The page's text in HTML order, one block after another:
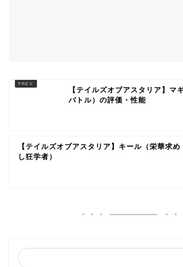
【テイルズオブアスタリア】マ
バトル）の評価・性能
【テイルズオブアスタリア】キール（栄華求め
し狂学者）